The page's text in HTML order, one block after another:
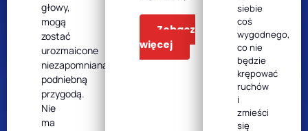
głowy,
mogą
zostać
urozmaicone
niezapomnianą,
podniebną
przygodą.
Nie
ma
Zobacz
więcej
siebie
coś
wygodnego,
co nie
będzie
krępować
ruchów
i
zmieści
się